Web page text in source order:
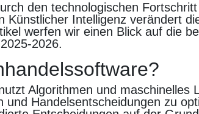
den technologischen
Künstlicher Intelligenz verändert
werfen wir einen Blick auf die
2026.
Algorithmen und maschinelles
und Handelsentscheidungen zu